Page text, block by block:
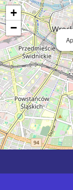
+
−